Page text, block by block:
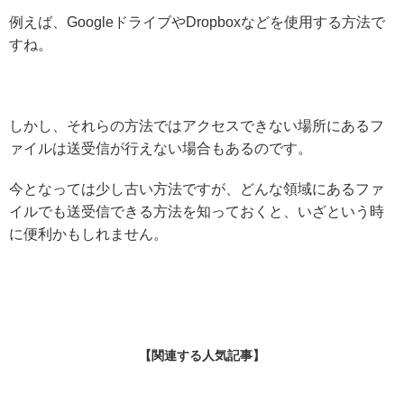
例えば、GoogleドライブやDropboxなどを使用する方法で
すね。
しかし、それらの方法ではアクセスできない場所にあるフ
ァイルは送受信が行えない場合もあるのです。
今となっては少し古い方法ですが、どんな領域にあるファ
イルでも送受信できる方法を知っておくと、いざという時
に便利かもしれません。
【関連する人気記事】